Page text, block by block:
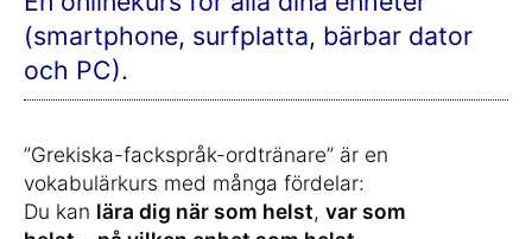
(smartphone, surfplatta, bärbar dator
och PC).
”Grekiska-fackspråk-ordtränare” är en
vokabulärkurs med många fördelar:
Du kan lära dig när som helst, var som